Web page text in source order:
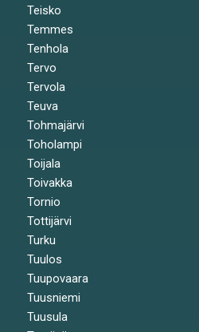
Teisko
Temmes
Tenhola
Tervo
Tervola
Teuva
Tohmajärvi
Toholampi
Toijala
Toivakka
Tornio
Tottijärvi
Turku
Tuulos
Tuupovaara
Tuusniemi
Tuusula